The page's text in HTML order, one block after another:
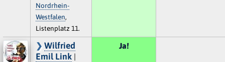
Nordrhein-
Westfalen,
Listenplatz 11.
Wilfried
Emil Link|
Ja!